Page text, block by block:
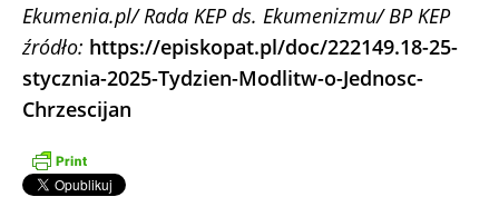
Ekumenia.pl/ Rada KEP ds. Ekumenizmu/ BP KEP
źródło: https://episkopat.pl/doc/222149.18-25-
stycznia-2025-Tydzien-Modlitw-o-Jednosc-
Chrzescijan